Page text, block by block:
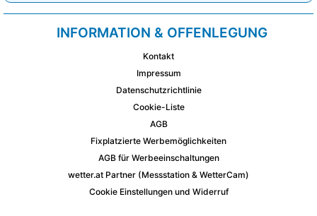
INFORMATION & OFFENLEGUNG
Kontakt
Impressum
Datenschutzrichtlinie
Cookie-Liste
AGB
Fixplatzierte Werbemöglichkeiten
AGB für Werbeeinschaltungen
wetter.at Partner (Messstation & WetterCam)
Cookie Einstellungen und Widerruf